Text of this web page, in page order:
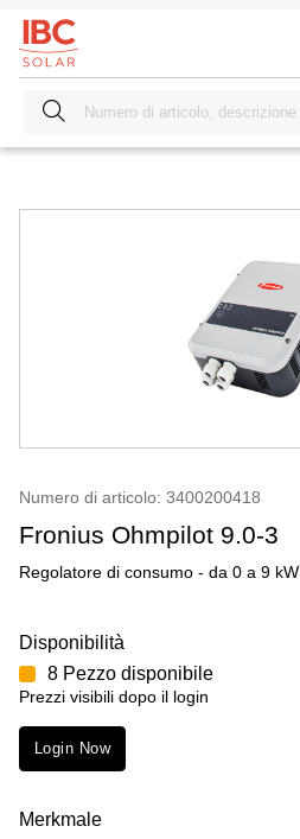
Numero di articolo: 3400200418
Fronius Ohmpilot 9.0-3
Regolatore di consumo - da 0 a 9 kW
Disponibilità
8 Pezzo disponibile
Prezzi visibili dopo il login
Login Now
Merkmale